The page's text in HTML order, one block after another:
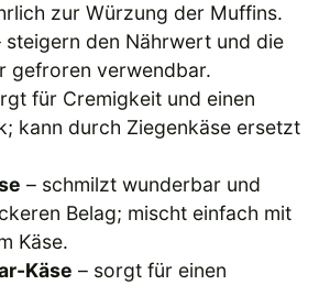
zur Würzung der Muffins.
steigern den Nährwert und die
gefroren verwendbar.
für Cremigkeit und einen
kann durch Ziegenkäse ersetzt
– schmilzt wunderbar und
Belag; mischt einfach mit
Käse.
Käse – sorgt für einen